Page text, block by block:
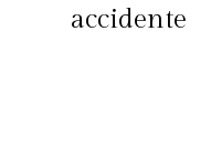
accidente